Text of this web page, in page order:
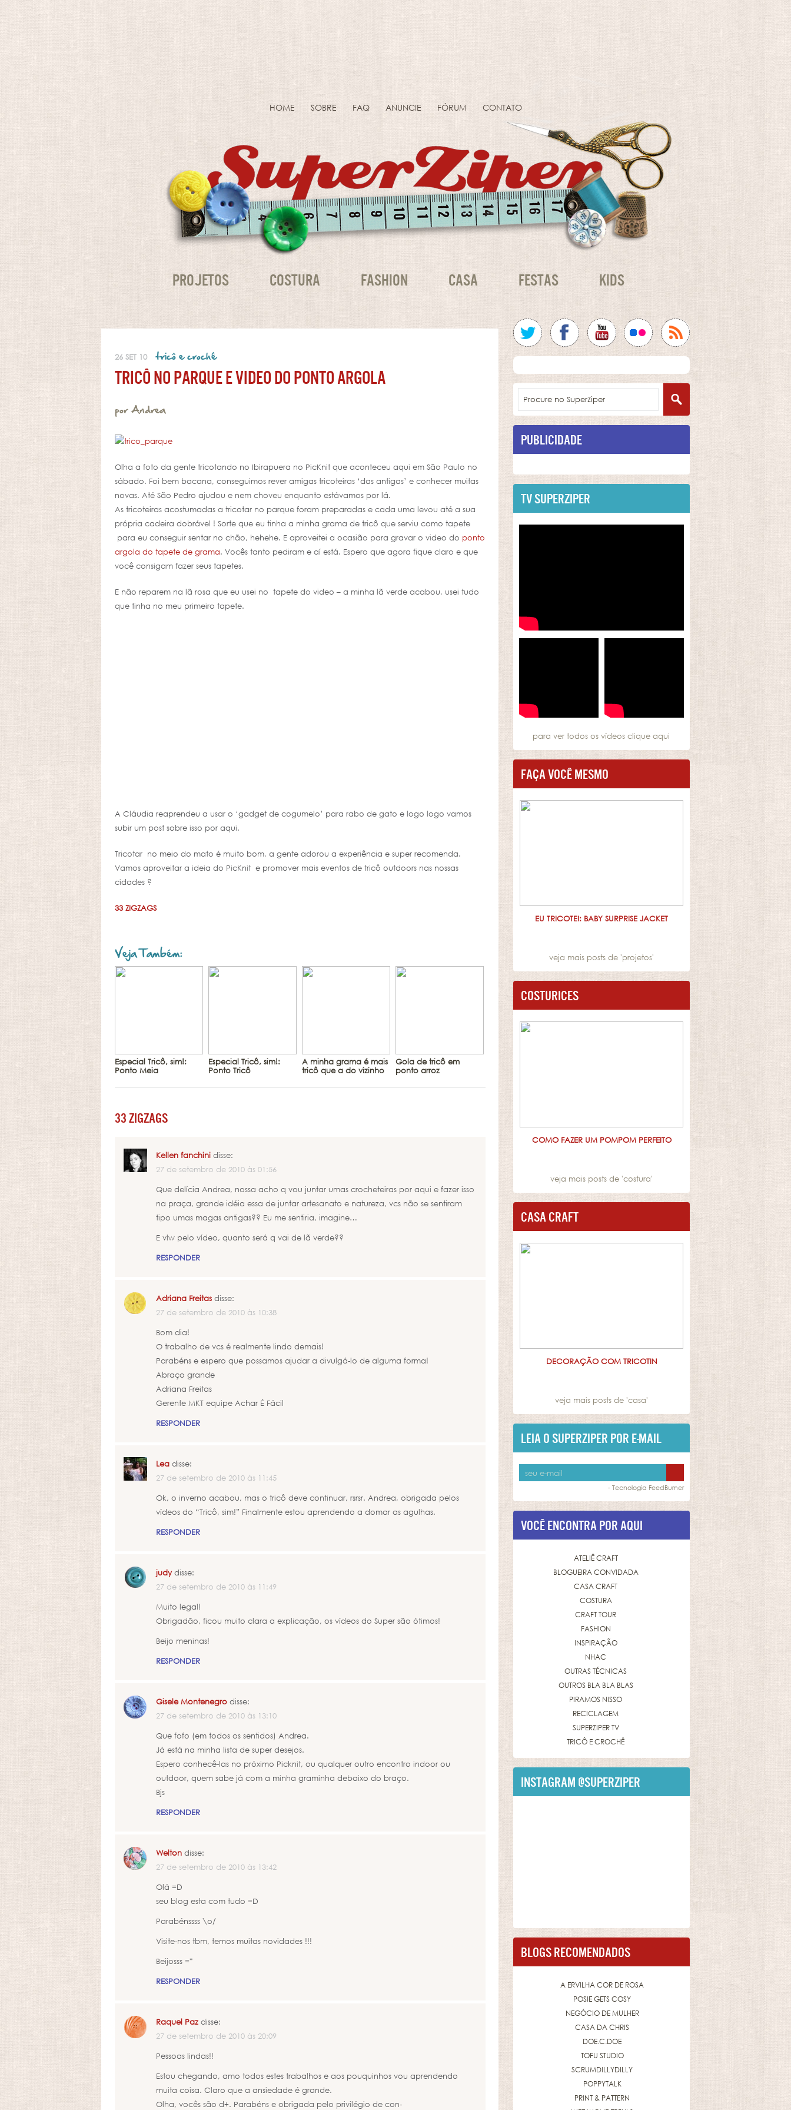
HOME SOBRE FAQ ANUNCIE FÓRUM CONTATO
PROJETOS COSTURA FASHION CASA FESTAS KIDS
26 SET 10 tricô e crochê
TRICÔ NO PARQUE E VIDEO DO PONTO ARGOLA
por Andrea
Olha a foto da gente tricotando no Ibirapuera no PicKnit que aconteceu aqui em São Paulo no
sábado. Foi bem bacana, conseguimos rever amigas tricoteiras ‘das antigas’ e conhecer muitas
novas. Até São Pedro ajudou e nem choveu enquanto estávamos por lá.
As tricoteiras acostumadas a tricotar no parque foram preparadas e cada uma levou até a sua
própria cadeira dobrável ! Sorte que eu tinha a minha grama de tricô que serviu como tapete
para eu conseguir sentar no chão, hehehe. E aproveitei a ocasião para gravar o video do ponto
argola do tapete de grama. Vocês tanto pediram e aí está. Espero que agora fique claro e que
você consigam fazer seus tapetes.
E não reparem na lã rosa que eu usei no tapete do video – a minha lã verde acabou, usei tudo
que tinha no meu primeiro tapete.
A Cláudia reaprendeu a usar o ‘gadget de cogumelo’ para rabo de gato e logo logo vamos
subir um post sobre isso por aqui.
Tricotar no meio do mato é muito bom, a gente adorou a experiência e super recomenda.
Vamos aproveitar a ideia do PicKnit e promover mais eventos de tricô outdoors nas nossas
cidades ?
33 ZIGZAGS
Veja Também:
Especial Tricô, sim!:
Ponto Meia
Especial Tricô, sim!:
Ponto Tricô
A minha grama é mais
tricô que a do vizinho
Gola de tricô em
ponto arroz
33 ZIGZAGS
Kellen fanchini disse:
27 de setembro de 2010 às 01:56
Que delícia Andrea, nossa acho q vou juntar umas crocheteiras por aqui e fazer isso
na praça, grande idéia essa de juntar artesanato e natureza, vcs não se sentiram
tipo umas magas antigas?? Eu me sentiria, imagine…
E vlw pelo vídeo, quanto será q vai de lã verde??
RESPONDER
Adriana Freitas disse:
27 de setembro de 2010 às 10:38
Bom dia!
O trabalho de vcs é realmente lindo demais!
Parabéns e espero que possamos ajudar a divulgá-lo de alguma forma!
Abraço grande
Adriana Freitas
Gerente MKT equipe Achar É Fácil
RESPONDER
Lea disse:
27 de setembro de 2010 às 11:45
Ok, o inverno acabou, mas o tricô deve continuar, rsrsr. Andrea, obrigada pelos
vídeos do “Tricô, sim!” Finalmente estou aprendendo a domar as agulhas.
RESPONDER
judydisse:
27 de setembro de 2010 às 11:49
Muito legal!
Obrigadão, ficou muito clara a explicação, os vídeos do Super são ótimos!
Beijo meninas!
RESPONDER
Gisele Montenegro disse:
27 de setembro de 2010 às 13:10
Que fofo (em todos os sentidos) Andrea.
Já está na minha lista de super desejos.
Espero conhecê-las no próximo Picknit, ou qualquer outro encontro indoor ou
outdoor, quem sabe já com a minha graminha debaixo do braço.
Bjs
RESPONDER
Welton disse:
27 de setembro de 2010 às 13:42
Olá =D
seu blog esta com tudo =D
Parabénssss \o/
Visite-nos tbm, temos muitas novidades !!!
Beijosss =*
RESPONDER
Raquel Paz disse:
27 de setembro de 2010 às 20:09
Pessoas lindas!!
Estou chegando, amo todos estes trabalhos e aos pouquinhos vou aprendendo
muita coisa. Claro que a ansiedade é grande.
Olha, vocês são d+. Parabéns e obrigada pelo privilégio de con-
PUBLICIDADE
TV SUPERZIPER
para ver todos os vídeos clique aqui
FAÇA VOCÊ MESMO
EU TRICOTEI: BABY SURPRISE JACKET
veja mais posts de 'projetos'
COSTURICES
COMO FAZER UM POMPOM PERFEITO
veja mais posts de 'costura'
CASA CRAFT
DECORAÇÃO COM TRICOTIN
veja mais posts de 'casa'
LEIA O SUPERZIPER POR E-MAIL
- Tecnologia FeedBurner
VOCÊ ENCONTRA POR AQUI
ATELIÊ CRAFT
BLOGUEIRA CONVIDADA
CASA CRAFT
COSTURA
CRAFT TOUR
FASHION
INSPIRAÇÃO
NHAC
OUTRAS TÉCNICAS
OUTROS BLA BLA BLAS
PIRAMOS NISSO
RECICLAGEM
SUPERZIPER TV
TRICÔ E CROCHÊ
INSTAGRAM @SUPERZIPER
BLOGS RECOMENDADOS
A ERVILHA COR DE ROSA
POSIE GETS COSY
NEGÓCIO DE MULHER
CASA DA CHRIS
DOE.C.DOE
TOFU STUDIO
SCRUMDILLYDILLY
POPPYTALK
PRINT & PATTERN